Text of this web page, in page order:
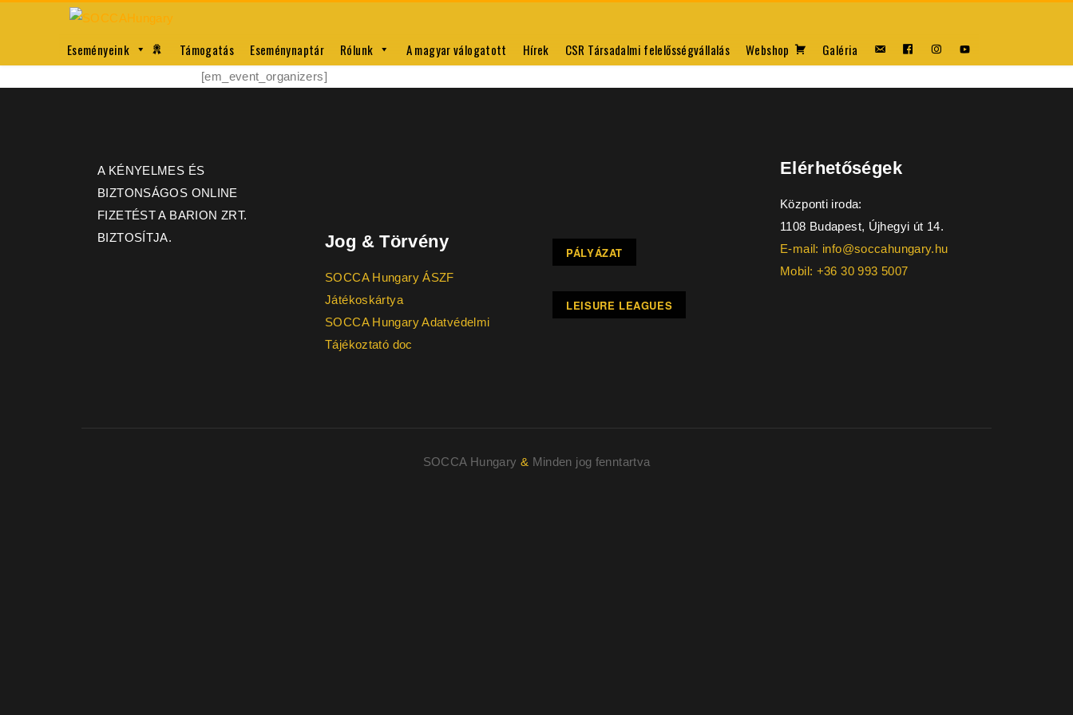
SOCCAHungary
Támogatás
Eseményeink Eseménynaptár Rólunk A magyar válogatott Hírek CSR Társadalmi felelősségvállalás Webshop Galéria
[em_event_organizers]
A KÉNYELMES ÉS
BIZTONSÁGOS ONLINE
FIZETÉST A BARION ZRT.
BIZTOSÍTJA.
Jog & Törvény
SOCCA Hungary ÁSZF
Játékoskártya
SOCCA Hungary Adatvédelmi
Tájékoztató doc
PÁLYÁZAT
LEISURE LEAGUES
Elérhetőségek
Központi iroda:
1108 Budapest, Újhegyi út 14.
E-mail: info@soccahungary.hu
Mobil: +36 30 993 5007
SOCCA Hungary & Minden jog fenntartva